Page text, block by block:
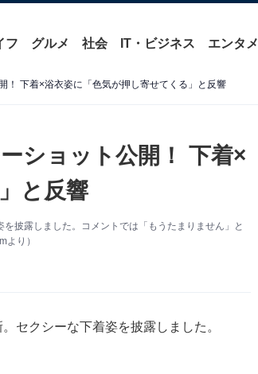
フ グルメ 社会 IT・ビジネス エンタメ
！ 下着×浴衣姿に「色気が押し寄せてくる」と反響
ショット公開！ 下着×
と反響
披露しました。コメントでは「もうたまりません」と
り）
セクシーな下着姿を披露しました。